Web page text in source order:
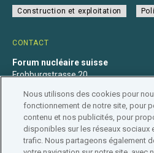
CONTACT
Forum nucléaire suisse
Frohburgstrasse 20
+41 31 560 36 50
info@nuklearforum.ch
Construction et exploitation
Nous utilisons des cookies pour
fonctionnement de notre site, pour
contenu et nos publicités, pour
disponibles sur les réseaux sociaux
trafic. Nous partageons également